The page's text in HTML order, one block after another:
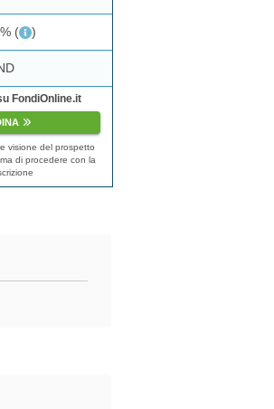
( )
FondiOnline.it
visione del prospetto
di procedere con la